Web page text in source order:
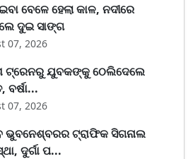
ବେଳେ ହେଲା କାଳ, ନଦୀରେ
ଦୁଇ ସାଙ୍ଗ
07, 2026
ଟ୍ରେନରୁ ଯୁବକଙ୍କୁ ଠେଲିଦେଲେ
ବର୍ଷା...
07, 2026
ଭୁବନେଶ୍ବରର ଟ୍ରାଫିକ ସିଗନାଲ
ଦୁର୍ଗା ପ...